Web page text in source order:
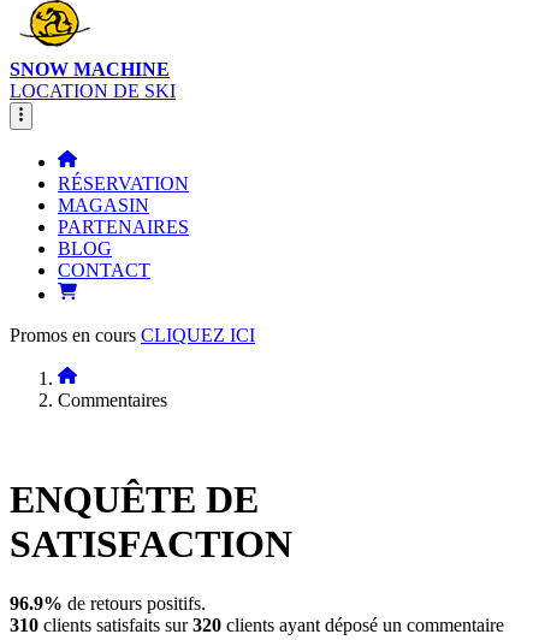
SNOW MACHINE
LOCATION DE SKI
RÉSERVATION
MAGASIN
PARTENAIRES
BLOG
CONTACT
Promos en cours CLIQUEZ ICI
Commentaires
ENQUÊTE DE
SATISFACTION
96.9% de retours positifs.
310 clients satisfaits sur320 clients ayant déposé un commentaire